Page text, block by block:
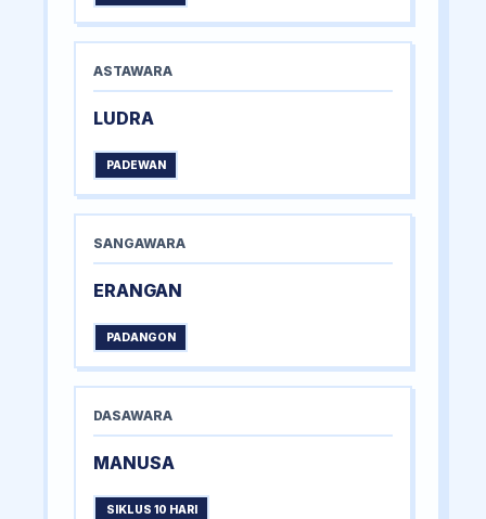
ASTAWARA
LUDRA
PADEWAN
SANGAWARA
ERANGAN
PADANGON
DASAWARA
MANUSA
SIKLUS 10 HARI